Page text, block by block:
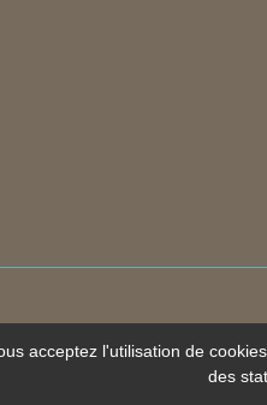
Mentions
Création et
acceptez l'utilisation de
des